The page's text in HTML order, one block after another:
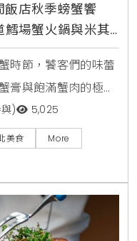
店秋季螃蟹饗
場蟹火鍋與米其
時節，饕客們的味蕾
膏與飽滿蟹肉的極致
星級飯店與知名餐
蒸大閘蟹、肉質緊
奢華的北海道鱈場
是傳統中式筵席、日
法式創意詮釋，都將
者提供最多元豐富
) 5,025
美食 More